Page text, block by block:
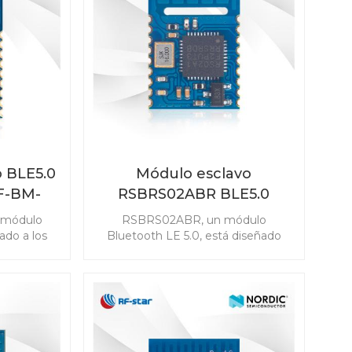
de su
RF-
integrada de alto rendimiento
proporcionan una conectividad
Bluetooth de bajo costo pero de
alta calidad para diversos
escenarios.
BM-
a los
el
de
Módulo esclavo
RSBRS02ABR BLE5.0
RSBRS02ABR, un módulo
Bluetooth LE 5.0, está diseñado
puerto serie aplicado en el control
Comience el desarrollo de su
producto con el módulo